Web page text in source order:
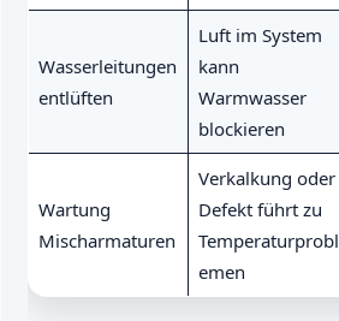
Wasserleitungen
entlüften
Luft im System
kann
Warmwasser
blockieren
Wartung
Mischarmaturen
Verkalkung oder
Defekt führt zu
Temperaturprobl
emen